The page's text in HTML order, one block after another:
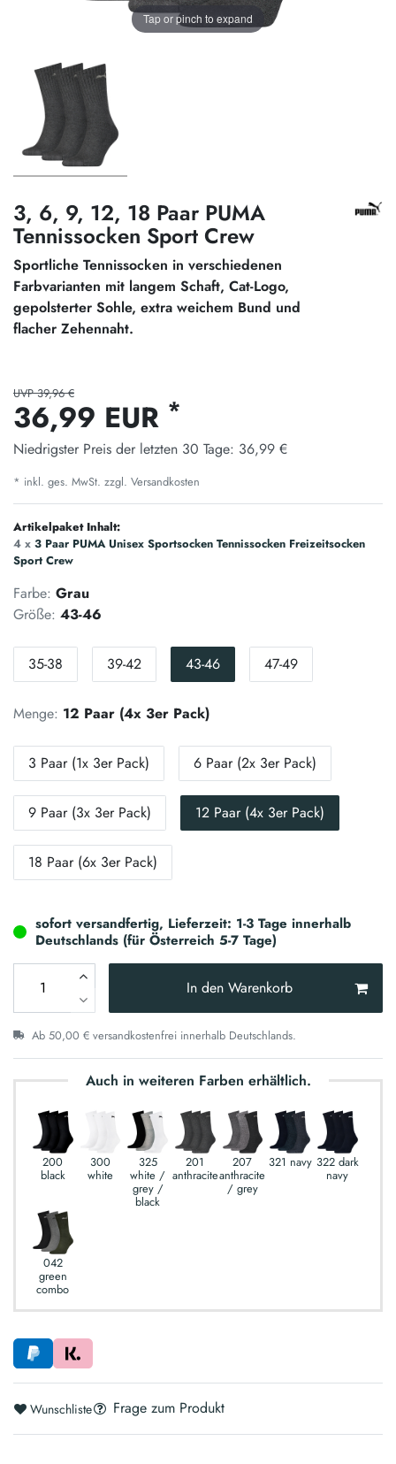
Tap or pinch to expand
3, 6, 9, 12, 18 Paar PUMA
Tennissocken Sport Crew
Sportliche Tennissocken in verschiedenen
Farbvarianten mit langem Schaft, Cat-Logo,
gepolsterter Sohle, extra weichem Bund und
flacher Zehennaht.
UVP 39,96 €
36,99 EUR *
Niedrigster Preis der letzten 30 Tage: 36,99 €
* inkl. ges. MwSt. zzgl. Versandkosten
Artikelpaket Inhalt:
4 x 3 Paar PUMA Unisex Sportsocken Tennissocken Freizeitsocken
Sport Crew
Farbe: Grau
Größe: 43-46
35-38 39-42 43-46 47-49
Menge: 12 Paar (4x 3er Pack)
3 Paar (1x 3er Pack) 6 Paar (2x 3er Pack)
9 Paar (3x 3er Pack) 12 Paar (4x 3er Pack)
18 Paar (6x 3er Pack)
sofort versandfertig, Lieferzeit: 1-3 Tage innerhalb
Deutschlands (für Österreich 5-7 Tage)
In den Warenkorb
Ab 50,00 € versandkostenfrei innerhalb Deutschlands.
Auch in weiteren Farben erhältlich.
200
black
300
white
325
white /
grey /
black
201
anthracite
207
anthracite
/ grey
321 navy 322 dark
navy
042
green
combo
Wunschliste Frage zum Produkt